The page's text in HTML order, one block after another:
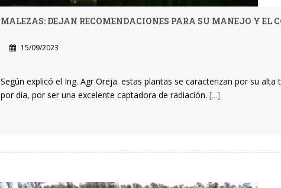
MALEZAS: DEJAN RECOMENDACIONES PARA SU MANEJO Y EL
15/09/2023
Según explicó el Ing. Agr Oreja. estas plantas se caracterizan por su
por día, por ser una excelente captadora de radiación. [...]